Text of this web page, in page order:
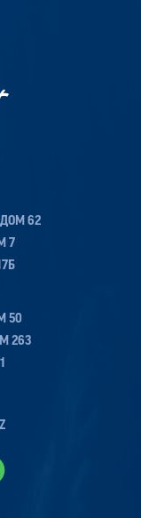
62
7
50
263